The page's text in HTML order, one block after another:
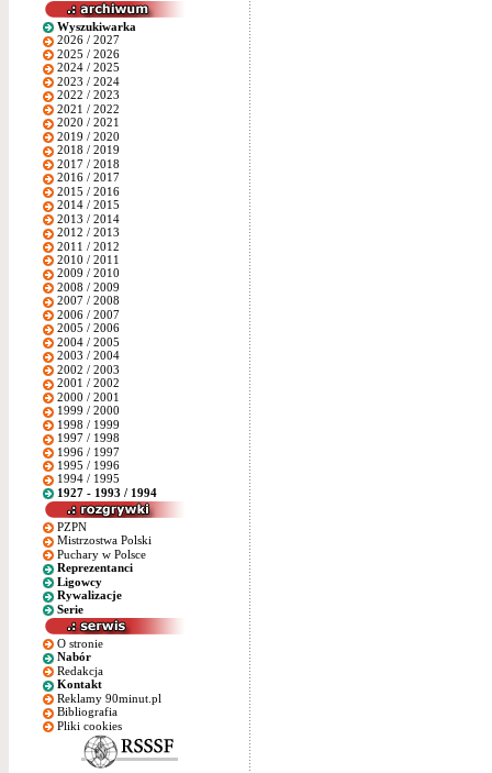
Wyszukiwarka
2026 / 2027
2025 / 2026
2024 / 2025
2023 / 2024
2022 / 2023
2021 / 2022
2020 / 2021
2019 / 2020
2018 / 2019
2017 / 2018
2016 / 2017
2015 / 2016
2014 / 2015
2013 / 2014
2012 / 2013
2011 / 2012
2010 / 2011
2009 / 2010
2008 / 2009
2007 / 2008
2006 / 2007
2005 / 2006
2004 / 2005
2003 / 2004
2002 / 2003
2001 / 2002
2000 / 2001
1999 / 2000
1998 / 1999
1997 / 1998
1996 / 1997
1995 / 1996
1994 / 1995
1927 - 1993 / 1994
PZPN
Mistrzostwa Polski
Puchary w Polsce
Reprezentanci
Ligowcy
Rywalizacje
Serie
O stronie
Nabór
Redakcja
Kontakt
Reklamy 90minut.pl
Bibliografia
Pliki cookies